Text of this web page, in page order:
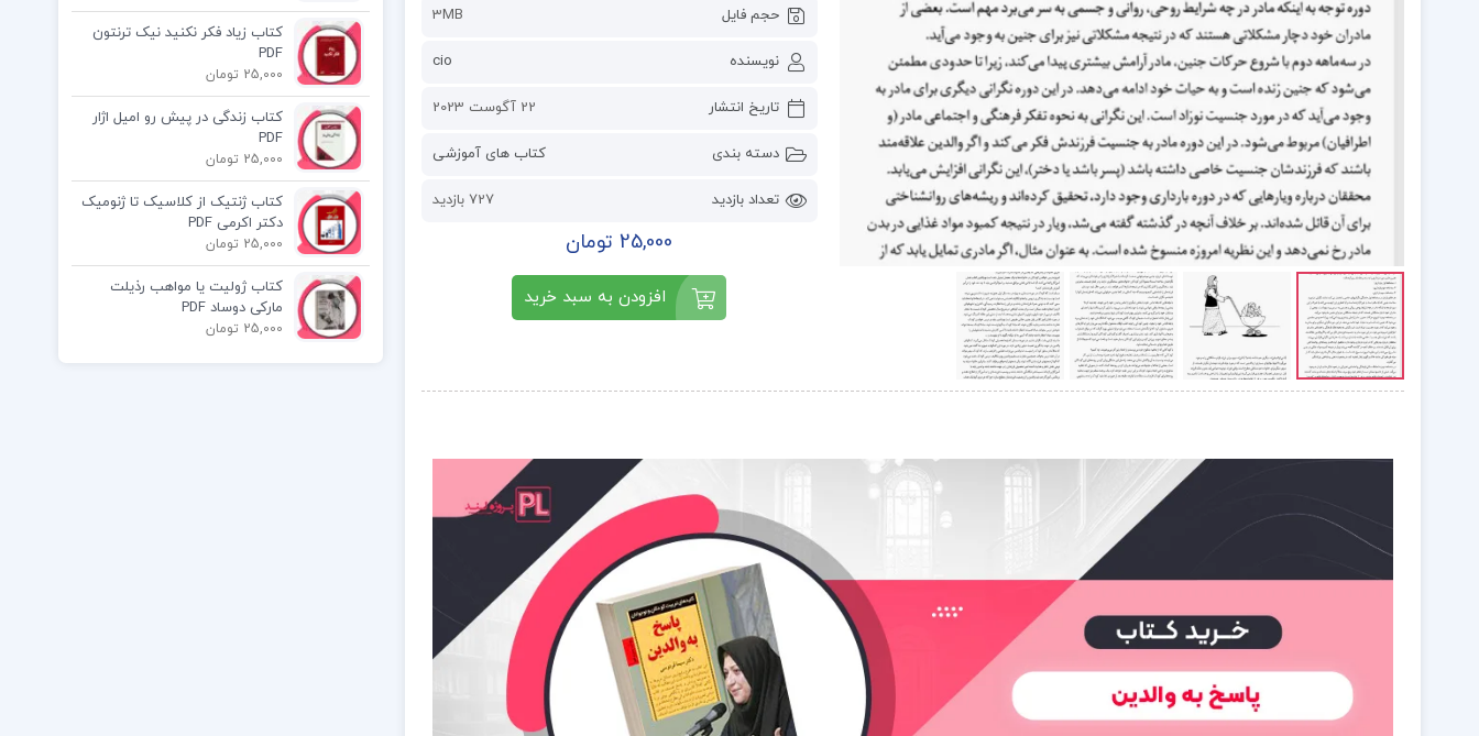
حجم فایل 3MB
نویسنده cio
تاریخ انتشار 22 آگوست 2023
دسته بندی کتاب های آموزشی
تعداد بازدید 727 بازدید
25,000 تومان
افزودن به سبد خرید
کتاب زیاد فکر نکنید نیک ترنتون
PDF
25,000 تومان
کتاب زندگی در پیش رو امیل اژار
PDF
25,000 تومان
کتاب ژنتیک از کلاسیک تا ژنومیک
دکتر اکرمی PDF
25,000 تومان
کتاب ژولیت یا مواهب رذیلت
مارکی دوساد PDF
25,000 تومان